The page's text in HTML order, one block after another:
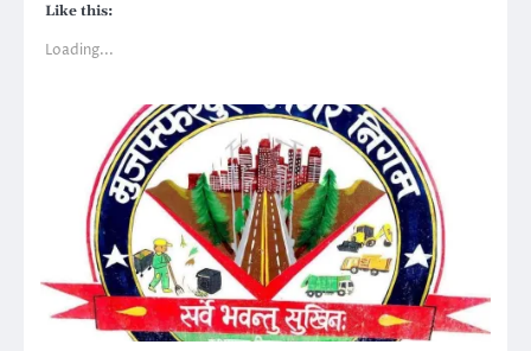
Like this:
Loading...